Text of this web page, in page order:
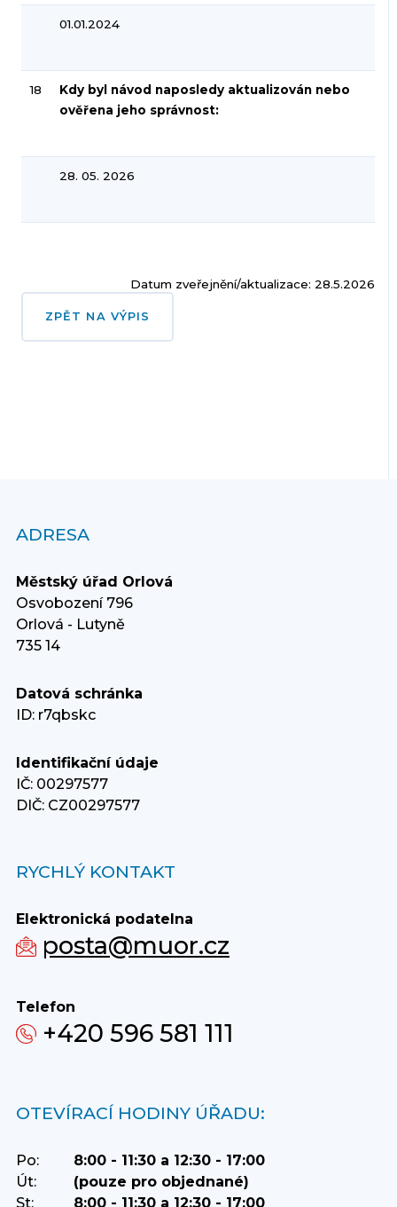
01.01.2024
18
Kdy byl návod naposledy aktualizován nebo
ověřena jeho správnost:
28. 05. 2026
Datum zveřejnění/aktualizace: 28.5.2026
ZPĚT NA VÝPIS
ADRESA
Městský úřad Orlová
Osvobození 796
Orlová - Lutyně
735 14
Datová schránka
ID: r7qbskc
Identifikační údaje
IČ: 00297577
DIČ: CZ00297577
RYCHLÝ KONTAKT
Elektronická podatelna
posta@muor.cz
Telefon
+420 596 581 111
OTEVÍRACÍ HODINY ÚŘADU:
Po:
8:00 - 11:30 a 12:30 - 17:00
Út:
(pouze pro objednané)
St:
8:00 - 11:30 a 12:30 - 17:00